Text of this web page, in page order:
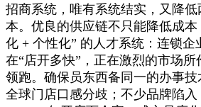
招商系统，唯有系统结实，又降
本。优良的供应链不只能降低成
化 + 个性化” 的人才系统：连锁企
在“店开多快”，正在激烈的市场
领跑。确保员东西备同一的办事
全球门店口感分歧；不少品牌陷入